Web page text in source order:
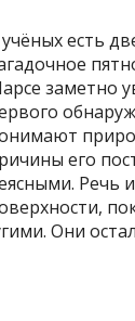
есть
заметно
его
Речь
Они